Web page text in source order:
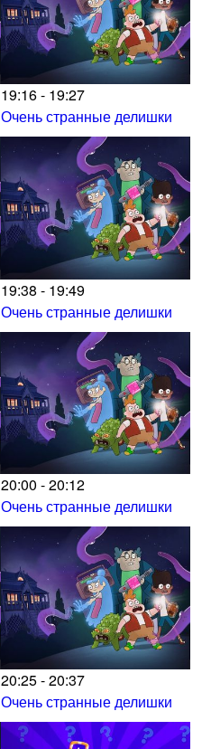
19:16 - 19:27
Очень странные делишки
19:38 - 19:49
Очень странные делишки
20:00 - 20:12
Очень странные делишки
20:25 - 20:37
Очень странные делишки